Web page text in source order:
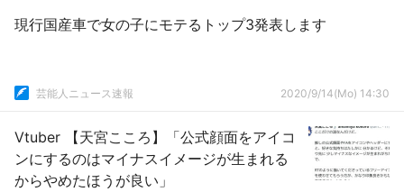
現行国産車で女の子にモテるトップ3発表します
芸能人ニュース速報 2020/9/14(Mo) 14:30
Vtuber 【天宮こころ】「公式顔面をアイコ
ンにするのはマイナスイメージが生まれる
からやめたほうが良い」